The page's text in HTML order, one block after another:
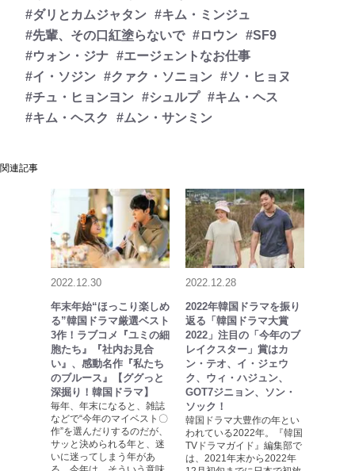
#ダリとカムジャタン #キム・ミンジュ
#先輩、その口紅塗らないで #ロウン #SF9
#ウォン・ジナ #エージェントなお仕事
#イ・ソジン #クァク・ソニョン #ソ・ヒョヌ
#チュ・ヒョンヨン #シュルプ #キム・ヘス
#キム・ヘスク
#ムン・サンミン
関連記事
2022.12.30
年末年始“ほっこり楽しめ
る”韓国ドラマ厳選ベスト
3作！ラブコメ『ユミの細
胞たち』『社内お見合
い』、感動名作『私たち
のブルース』【ググっと
深掘り！韓国ドラマ】
毎年、年末になると、雑誌
などで“今年のマイベスト〇
作”を選んだりするのだが、
サッと決められる年と、迷
いに迷ってしまう年があ
2022.12.28
2022年韓国ドラマを振り
返る「韓国ドラマ大賞
2022」注目の「今年のブ
レイクスター」賞はカ
ン・テオ、イ・ジェウ
ク、ウィ・ハジュン、
GOT7ジニョン、ソン・
ソック！
韓国ドラマ大豊作の年とい
われている2022年。『韓国
TVドラマガイド』編集部で
は、2021年末から2022年